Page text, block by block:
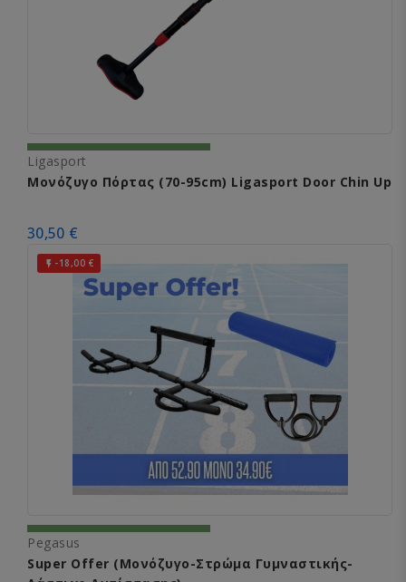
Ligasport
Μονόζυγο Πόρτας (70-95cm) Ligasport Door Chin Up
30,50 €
 -18,00 €
Pegasus
Super Offer (Μονόζυγο-Στρώμα Γυμναστικής-